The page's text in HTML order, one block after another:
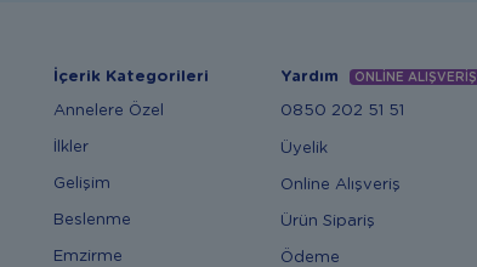
İçerik Kategorileri
Annelere Özel
İlkler
Gelişim
Beslenme
Emzirme
Yardım ONLİNE ALIŞVERİŞ
0850 202 51 51
Üyelik
Online Alışveriş
Ürün Sipariş
Ödeme